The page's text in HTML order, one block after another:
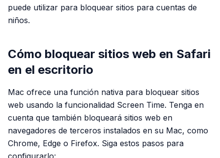
puede utilizar para bloquear sitios para cuentas de
niños.
Cómo bloquear sitios web en Safari
en el escritorio
Mac ofrece una función nativa para bloquear sitios
web usando la funcionalidad Screen Time. Tenga en
cuenta que también bloqueará sitios web en
navegadores de terceros instalados en su Mac, como
Chrome, Edge o Firefox. Siga estos pasos para
configurarlo: